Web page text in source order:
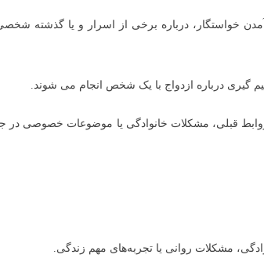
خواستگار، درباره برخی از اسرار و یا گذشته
درباره ازدواج با یک شخص انجام می شوند.
روابط قبلی، مشکلات خانوادگی یا موضوعات خصوصی
مشکلات روانی یا تجربه‌های مهم زندگی.